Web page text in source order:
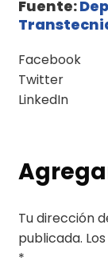
Fuente:
Facebook
Twitter
LinkedIn
Tu dirección
publicada.
*